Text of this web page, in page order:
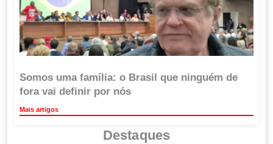
Somos uma família: o Brasil que ninguém de
fora vai definir por nós
Mais artigos
Destaques